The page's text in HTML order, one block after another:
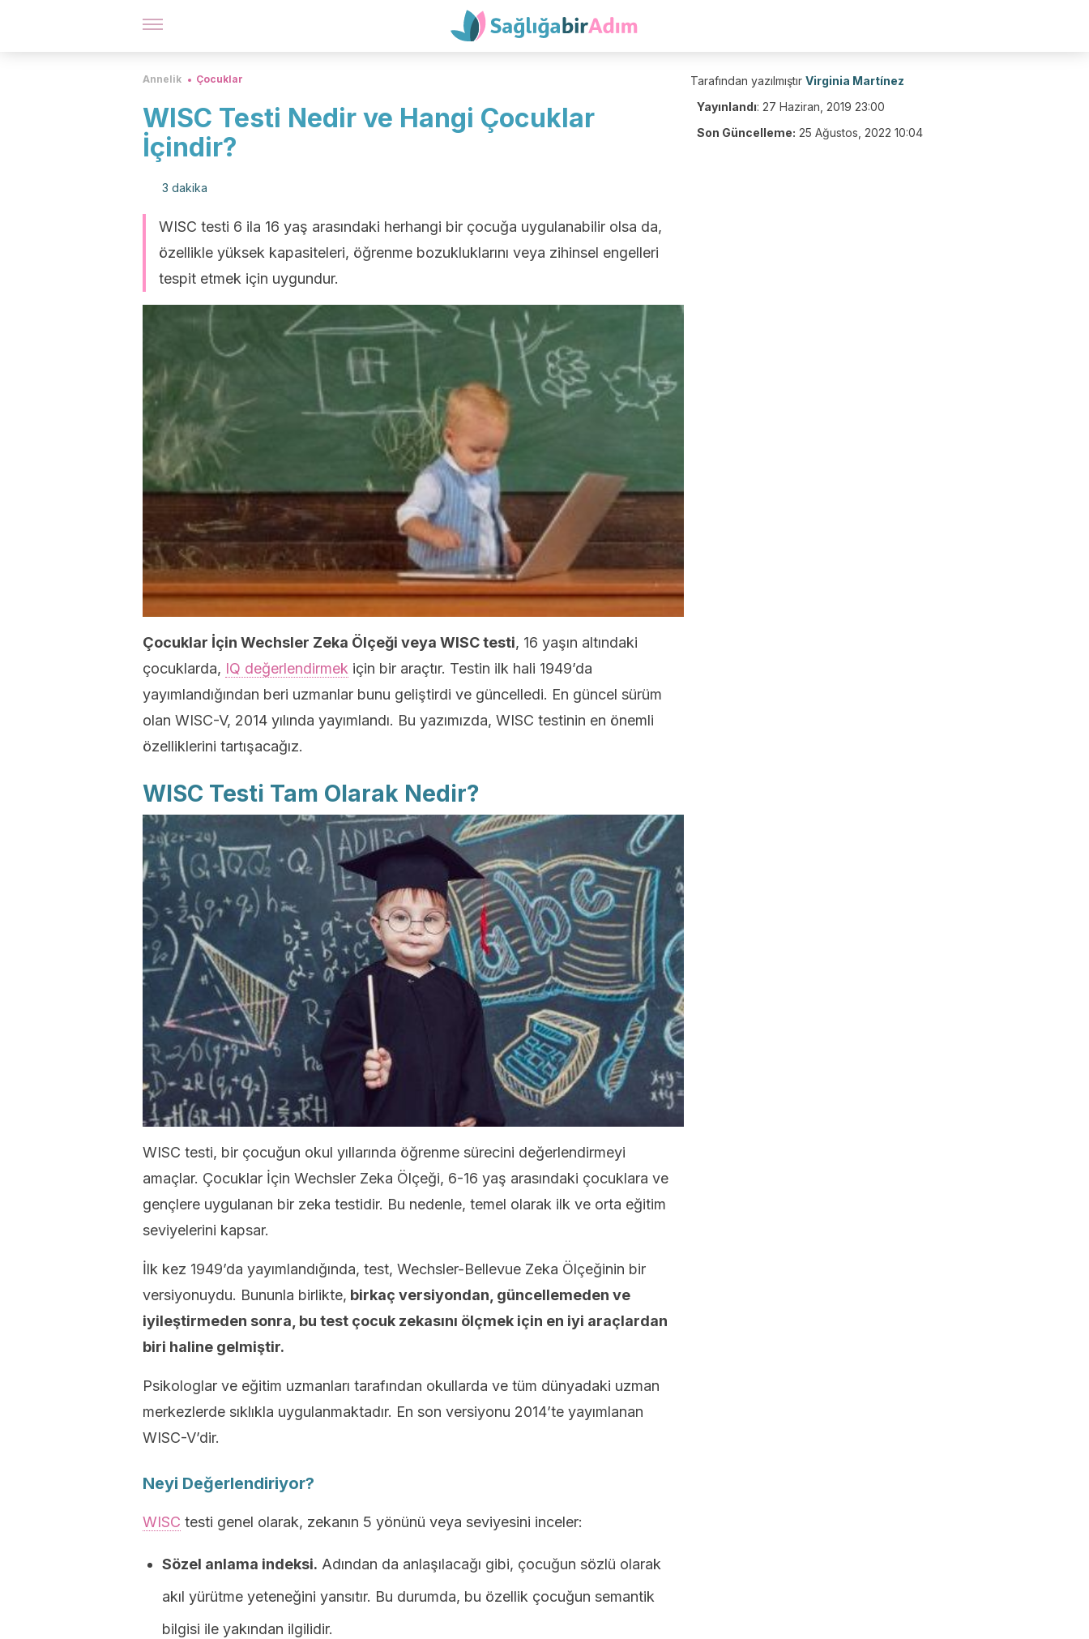
Annelik Çocuklar
WISC Testi Nedir ve Hangi Çocuklar
İçindir?
3 dakika
WISC testi 6 ila 16 yaş arasındaki herhangi bir çocuğa uygulanabilir olsa da,
özellikle yüksek kapasiteleri, öğrenme bozukluklarını veya zihinsel engelleri
tespit etmek için uygundur.
Çocuklar İçin Wechsler Zeka Ölçeği veya WISC testi, 16 yaşın altındaki
çocuklarda, IQ değerlendirmek için bir araçtır. Testin ilk hali 1949’da
yayımlandığından beri uzmanlar bunu geliştirdi ve güncelledi. En güncel sürüm
olan WISC-V, 2014 yılında yayımlandı. Bu yazımızda, WISC testinin en önemli
özelliklerini tartışacağız.
WISC Testi Tam Olarak Nedir?
WISC testi, bir çocuğun okul yıllarında öğrenme sürecini değerlendirmeyi
amaçlar. Çocuklar İçin Wechsler Zeka Ölçeği, 6-16 yaş arasındaki çocuklara ve
gençlere uygulanan bir zeka testidir. Bu nedenle, temel olarak ilk ve orta eğitim
seviyelerini kapsar.
İlk kez 1949’da yayımlandığında, test, Wechsler-Bellevue Zeka Ölçeğinin bir
versiyonuydu. Bununla birlikte, birkaç versiyondan, güncellemeden ve
iyileştirmeden sonra, bu test çocuk zekasını ölçmek için en iyi araçlardan
biri haline gelmiştir.
Psikologlar ve eğitim uzmanları tarafından okullarda ve tüm dünyadaki uzman
merkezlerde sıklıkla uygulanmaktadır. En son versiyonu 2014’te yayımlanan
WISC-V’dir.
Neyi Değerlendiriyor?
WISC testi genel olarak, zekanın 5 yönünü veya seviyesini inceler:
Sözel anlama indeksi. Adından da anlaşılacağı gibi, çocuğun sözlü olarak
akıl yürütme yeteneğini yansıtır. Bu durumda, bu özellik çocuğun semantik
bilgisi ile yakından ilgilidir.
Tarafından yazılmıştır Virginia Martínez
Yayınlandı: 27 Haziran, 2019 23:00
Son Güncelleme: 25 Ağustos, 2022 10:04